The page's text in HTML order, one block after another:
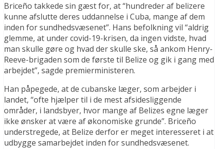
Briceño takkede sin gæst for, at “hundreder af belizere
kunne afslutte deres uddannelse i Cuba, mange af dem
inden for sundhedsvæsenet”. Hans befolkning vil “aldrig
glemme, at under covid-19-krisen, da ingen vidste, hvad
man skulle gøre og hvad der skulle ske, så ankom Henry-
Reeve-brigaden som de første til Belize og gik i gang med
arbejdet”, sagde premierministeren.
Han påpegede, at de cubanske læger, som arbejder i
landet, “ofte hjælper til i de mest afsidesliggende
områder, i landsbyer, hvor mange af Belizes egne læger
ikke ønsker at være af økonomiske grunde”. Briceño
understregede, at Belize derfor er meget interesseret i at
udbygge samarbejdet inden for sundhedsvæsenet.